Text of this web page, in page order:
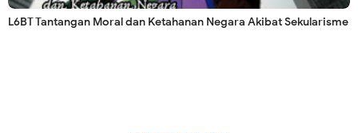
L6BT Tantangan Moral dan Ketahanan Negara Akibat Sekularisme